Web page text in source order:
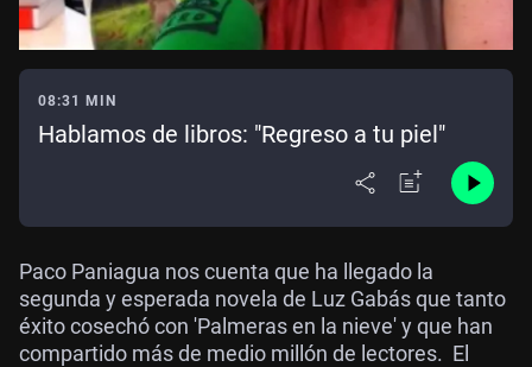
08:31 MIN
Hablamos de libros: "Regreso a tu piel"
Paco Paniagua nos cuenta que ha llegado la
segunda y esperada novela de Luz Gabás que tanto
éxito cosechó con 'Palmeras en la nieve' y que han
compartido más de medio millón de lectores. El